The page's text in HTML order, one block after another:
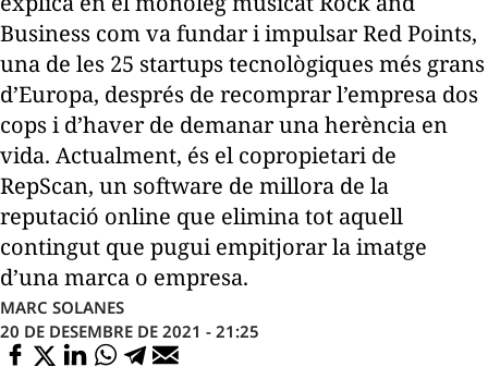
Business com va fundar i impulsar Red Points,
una de les 25 startups tecnològiques més grans
d’Europa, després de recomprar l’empresa dos
cops i d’haver de demanar una herència en
vida. Actualment, és el copropietari de
RepScan, un software de millora de la
reputació online que elimina tot aquell
contingut que pugui empitjorar la imatge
d’una marca o empresa.
MARC SOLANES
20 DE DESEMBRE DE 2021 - 21:25